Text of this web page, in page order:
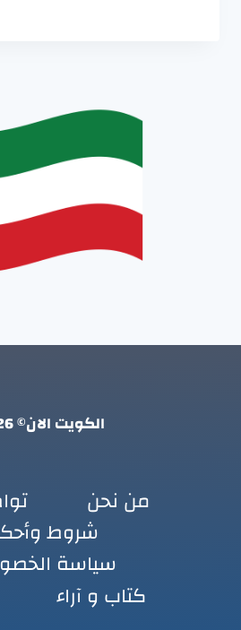
الكويت الان© 2026
من نحن
شروط
سياسة
كتاب و آراء